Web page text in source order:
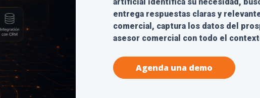
artificial identifica su necesidad,
entrega respuestas claras y
comercial, captura los datos del
asesor comercial con todo el
Agenda una demo